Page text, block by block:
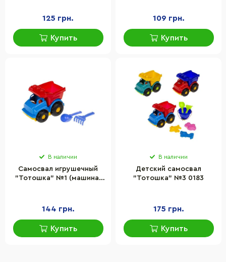
125 грн.
Купить
109 грн.
Купить
В наличии
Самосвал игрушечный
"Тотошка" №1 (машина,
144 грн.
Купить
В наличии
Детский самосвал
"Тотошка" №3 0183
175 грн.
Купить